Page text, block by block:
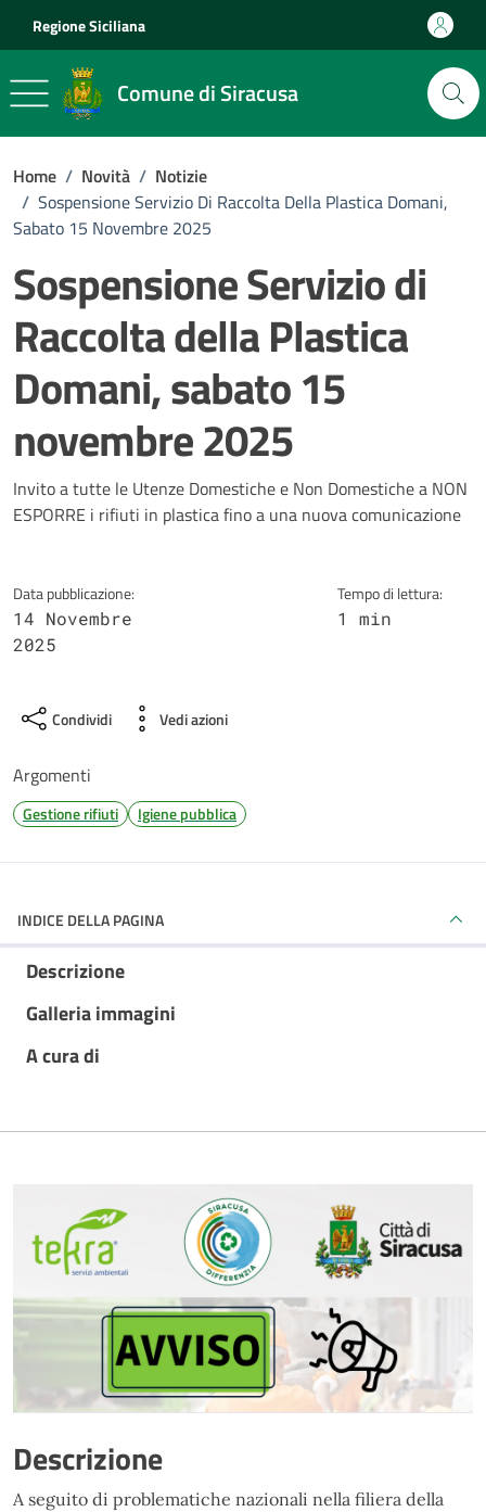
Regione Siciliana
Comune di Siracusa
Home / Novità / Notizie
/ Sospensione Servizio Di Raccolta Della Plastica Domani,
Sabato 15 Novembre 2025
Sospensione Servizio di
Raccolta della Plastica
Domani, sabato 15
novembre 2025
Dettagli della notizia
Invito a tutte le Utenze Domestiche e Non Domestiche a NON
ESPORRE i rifiuti in plastica fino a una nuova comunicazione
Data pubblicazione:
14 Novembre
2025
Tempo di lettura:
1 min
Condividi Vedi azioni
Argomenti
Gestione rifiuti Igiene pubblica
INDICE DELLA PAGINA
Descrizione
Galleria immagini
A cura di
Descrizione
A seguito di problematiche nazionali nella filiera della